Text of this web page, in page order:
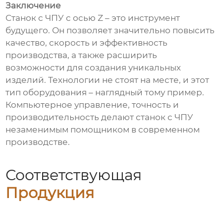
Заключение
Станок с ЧПУ с осью Z – это инструмент
будущего. Он позволяет значительно повысить
качество, скорость и эффективность
производства, а также расширить
возможности для создания уникальных
изделий. Технологии не стоят на месте, и этот
тип оборудования – наглядный тому пример.
Компьютерное управление, точность и
производительность делают станок с ЧПУ
незаменимым помощником в современном
производстве.
Соответствующая
Продукция